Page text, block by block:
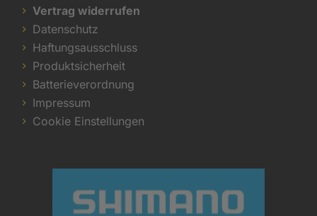
Vertrag widerrufen
Datenschutz
Haftungsausschluss
Produktsicherheit
Batterieverordnung
Impressum
Cookie Einstellungen